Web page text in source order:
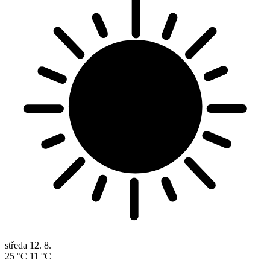
středa 12. 8.
25 °C 11 °C